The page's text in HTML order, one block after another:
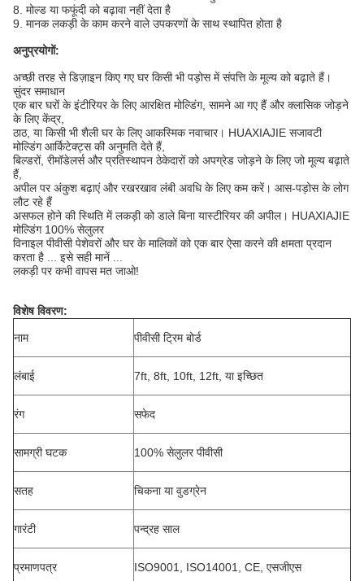
8. मोल्ड या फफूंदी को बढ़ावा नहीं देता है
9. मानक लकड़ी के काम करने वाले उपकरणों के साथ स्थापित होता है
अनुप्रयोगों:
अच्छी तरह से डिज़ाइन किए गए घर किसी भी पड़ोस में संपत्ति के मूल्य को बढ़ाते हैं।
सुंदर समाधान
एक बार घरों के इंटीरियर के लिए आरक्षित मोल्डिंग, सामने आ गए हैं और क्लासिक जोड़ने
के लिए केंद्र,
ठाठ, या किसी भी शैली घर के लिए आकस्मिक नवाचार। HUAXIAJIE सजावटी
मोल्डिंग आर्किटेक्ट्स की अनुमति देते हैं,
बिल्डरों, रीमॉडेलर्स और प्रतिस्थापन ठेकेदारों को अपग्रेड जोड़ने के लिए जो मूल्य बढ़ाते
हैं,
अपील पर अंकुश बढ़ाएं और रखरखाव लंबी अवधि के लिए कम करें। आस-पड़ोस के लोग
लौट रहे हैं
असफल होने की स्थिति में लकड़ी को डाले बिना यास्टीरियर की अपील। HUAXIAJIE
मोल्डिंग 100% सेलुलर
विनाइल पीवीसी पेशेवरों और घर के मालिकों को एक बार ऐसा करने की क्षमता प्रदान
करता है ... इसे सही मानें ...
लकड़ी पर कभी वापस मत जाओ!
विशेष विवरण:
नाम पीवीसी ट्रिम बोर्ड
लंबाई 7ft, 8ft, 10ft, 12ft, या इच्छित
रंग सफेद
सामग्री घटक 100% सेलुलर पीवीसी
सतह चिकना या वुडग्रेन
गारंटी पन्द्रह साल
प्रमाणपत्र ISO9001, ISO14001, CE, एसजीएस